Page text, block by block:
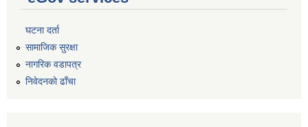
घटना दर्ता
सामाजिक सुरक्षा
नागरिक वडापत्र
निवेदनको ढाँचा